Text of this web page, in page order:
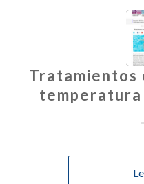
Tratamientos
temperatura